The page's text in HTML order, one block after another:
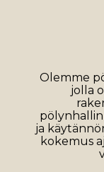
Olemme
jolla
ja
kokemus